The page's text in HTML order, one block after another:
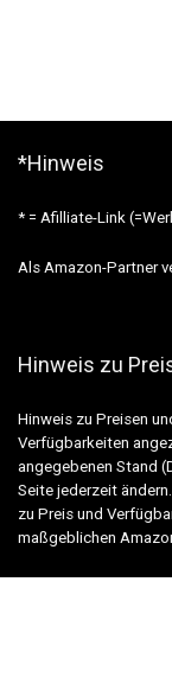
*Hinweis
* = Afilliate-Link
Als Amazon-Partner
Hinweis zu
Hinweis zu Preisen
Verfügbarkeiten
angegebenen Stand
Seite jederzeit
zu Preis und
maßgeblichen